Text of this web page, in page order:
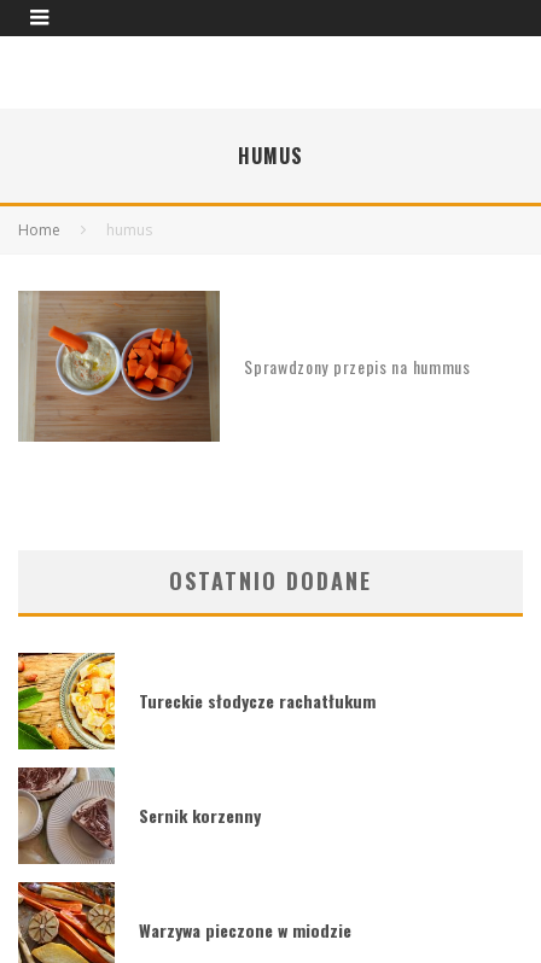
HUMUS
Home humus
Sprawdzony przepis na hummus
OSTATNIO DODANE
Tureckie słodycze rachatłukum
Sernik korzenny
Warzywa pieczone w miodzie